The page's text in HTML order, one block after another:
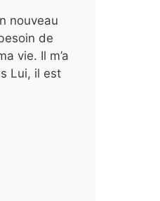
nouveau
de
vie. Il m’a
Lui, il est